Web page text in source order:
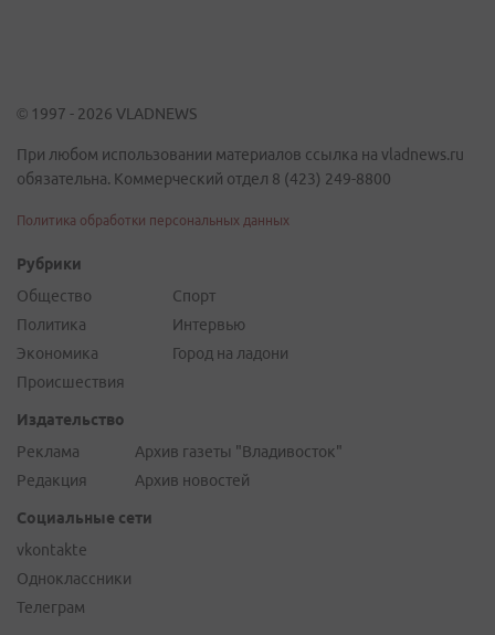
© 1997 - 2026 VLADNEWS
При любом использовании материалов ссылка на vladnews.ru
обязательна. Коммерческий отдел 8 (423) 249-8800
Политика обработки персональных данных
Рубрики
Общество
Политика
Экономика
Происшествия
Спорт
Интервью
Город на ладони
Издательство
Реклама
Редакция
Архив газеты "Владивосток"
Архив новостей
Социальные сети
vkontakte
Одноклассники
Телеграм